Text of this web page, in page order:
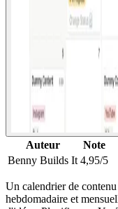
Auteur
Note
Benny Builds It 4,95/5
Un calendrier de
hebdomadaire et